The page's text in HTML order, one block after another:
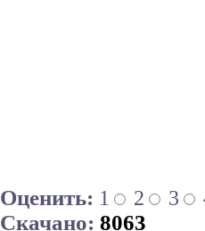
Оценить: 1 2 3
Скачано: 8063